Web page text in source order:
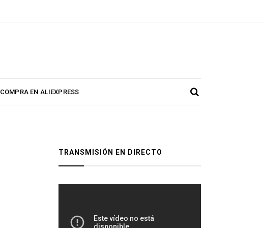
COMPRA EN ALIEXPRESS
TRANSMISIÓN EN DIRECTO